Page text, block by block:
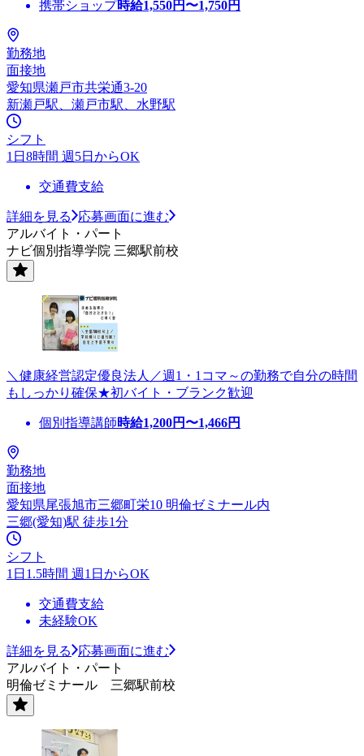
携帯ショップ時給1,550円〜1,750円
勤務地
面接地
愛知県瀬戸市共栄通3-20
新瀬戸駅、瀬戸市駅、水野駅
シフト
1日8時間 週5日からOK
交通費支給
詳細を見る
応募画面に進む
アルバイト・パート
ナビ個別指導学院 三郷駅前校
＼健康経営認定優良法人／週1・1コマ～の勤務で自分の時間
もしっかり確保★初バイト・ブランク歓迎
個別指導講師時給1,200円〜1,466円
勤務地
面接地
愛知県尾張旭市三郷町栄10 明倫ゼミナール内
三郷(愛知)駅 徒歩1分
シフト
1日1.5時間 週1日からOK
交通費支給
未経験OK
詳細を見る
応募画面に進む
アルバイト・パート
明倫ゼミナール 三郷駅前校